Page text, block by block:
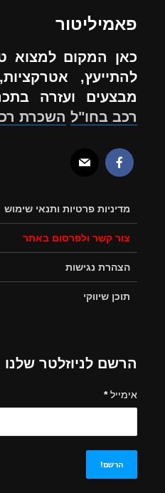
פאמיליטור
כאן המקום למצוא
להתייעץ,
מבצעים ועזרה
רכב בחו"ל השכרת
מדיניות פרטיות ותנאי שימוש
צור קשר ולפרסום באתר
הצהרת נגישות
תוכן שיווקי
הרשם לניוזלטר שלנו
אימייל*